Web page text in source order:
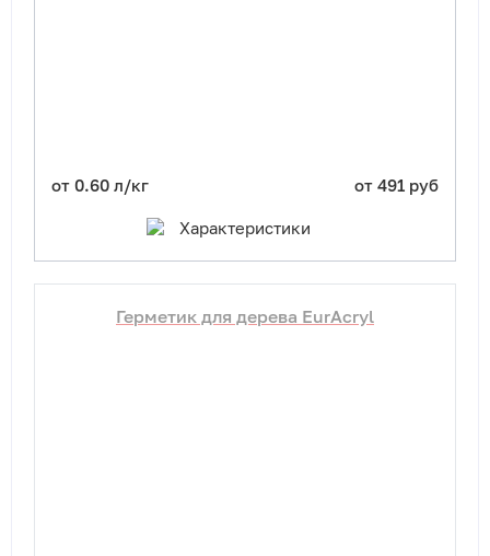
от 0.60 л/кг от 491 руб
Характеристики
Герметик для дерева EurAcryl